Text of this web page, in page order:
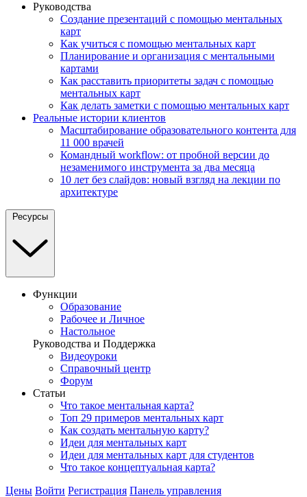
Руководства
Создание презентаций с помощью ментальных
карт
Как учиться с помощью ментальных карт
Планирование и организация с ментальными
картами
Как расставить приоритеты задач с помощью
ментальных карт
Как делать заметки с помощью ментальных карт
Реальные истории клиентов
Масштабирование образовательного контента для
11 000 врачей
Командный workflow: от пробной версии до
незаменимого инструмента за два месяца
10 лет без слайдов: новый взгляд на лекции по
архитектуре
Ресурсы
Функции
Образование
Рабочее и Личное
Настольное
Руководства и Поддержка
Видеоуроки
Справочный центр
Форум
Статьи
Что такое ментальная карта?
Топ 29 примеров ментальных карт
Как создать ментальную карту?
Идеи для ментальных карт
Идеи для ментальных карт для студентов
Что такое концептуальная карта?
Цены Войти Регистрация Панель управления